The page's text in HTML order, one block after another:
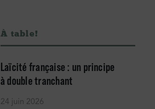
À table !
Laïcité française : un principe
à double tranchant
24 juin 2026